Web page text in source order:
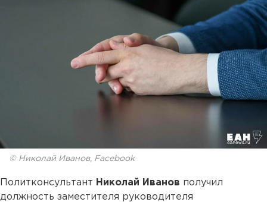
© Николай Иванов, Facebook
Политконсультант Николай Иванов получил
должность заместителя руководителя